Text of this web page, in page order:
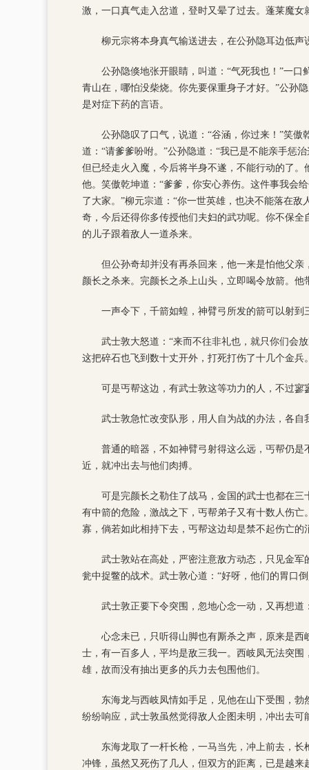
激，一口真气走入岔道，登时又晕了过去。蓬莱魔
柳元宗将本身真气输送进去，在公孙隐耳边低
公孙隐倏地张开眼睛，叫道：“气死我也！”一
青山在，哪怕没柴烧。你先要保重身子才好。”公孙
是对症下药的言语。
公孙隐叹了口气，说道：“谷涵，你过来！”笑
道：“请爹爹吩咐。”公孙隐道：“我已是不能亲手惩
但已经走火入魔，今后将半身不遂，不能行动的了
他。笑傲乾坤道：“爹爹，你安心养伤。这件事我会
了大家。”柳元宗道：“你一世英雄，也决不能落在
奇，今后还得你多传授他们夫妇的武功呢。你不保
的儿子跟着敌人一道杀来。
但公孙奇却并没有再杀回来，他一来是怕他父
颜长之杀来。完颜长之杀上山头，立即喝令放箭。
一声令下，千箭如蝗，神臂弓所发的箭可以射
武士敦大怒道：“来而不往非礼也，就只你们会
这把碎石也飞到数十丈开外，打死打伤了十几个金兵
可是丐帮这边，有武士敦这等功力的人，不过
武士敦急忙改变队形，用人自为战的办法，各
普通的暗器，不如神臂弓射得这么远，丐帮仍
近，就冲出去与他们肉搏。
可是完颜长之勒住了战马，金国的武士也都在
有中箭的危险，激战之下，丐帮弟子又有十数人伤
寡，倘若如此相持下去，丐帮这边却是禁不起伤亡的
武士敦站在高处，严密注意敌方动态，只见金
瓮中捉鳖的战术。武士敦心道：“好呀，他们的胃口
武士敦正要下令突围，忽地心念一动，又再想
心念未已，只听得山脚也有厮杀之声，原来是
士，有一百多人，平均是敌三我一。西岐凤无法突
雄，故而没有抽出更多的兵力去包围他们。
东海龙与西岐凤情如手足，见他在山下受围，
纷纷响应，武士敦虽然觉得敌人企图未明，冲出去
东海龙取了一杆长枪，一马当先，冲上前去，
冲锋，虽然又死伤了几人，但双方的距离，已是越来